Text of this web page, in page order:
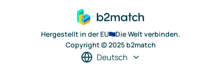
Hergestellt in der EU
Die Welt verbinden.
Copyright © 2025 b2match
Deutsch